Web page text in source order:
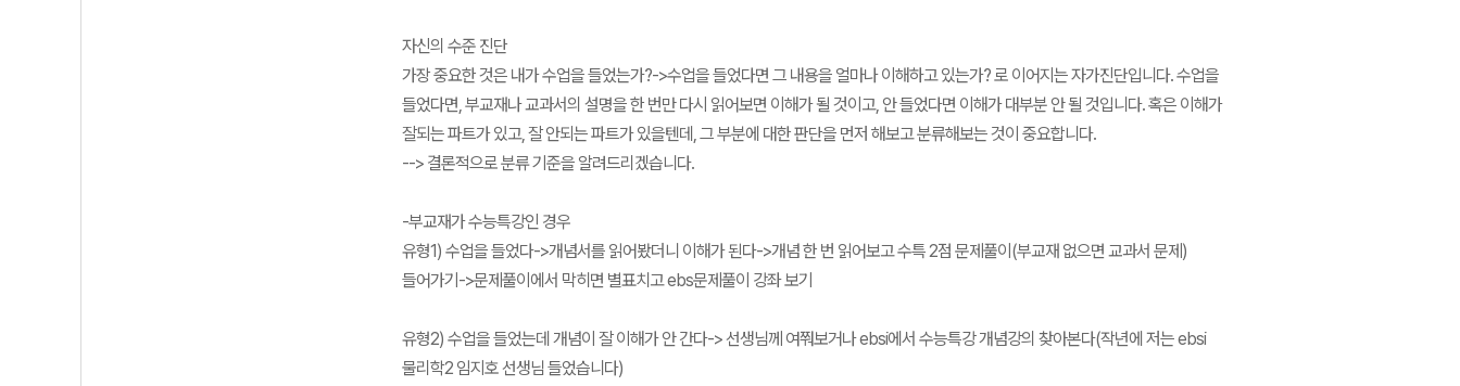
자신의 수준 진단
가장 중요한 것은 내가 수업을 들었는가?->수업을 들었다면 그 내용을 얼마나 이해하고 있는가? 로 이어지는 자가진단입니다. 수업을
들었다면, 부교재나 교과서의 설명을 한 번만 다시 읽어보면 이해가 될 것이고, 안 들었다면 이해가 대부분 안 될 것입니다. 혹은 이해가
잘되는 파트가 있고, 잘 안되는 파트가 있을텐데, 그 부분에 대한 판단을 먼저 해보고 분류해보는 것이 중요합니다.
--> 결론적으로 분류 기준을 알려드리겠습니다.
-부교재가 수능특강인 경우
유형1) 수업을 들었다->개념서를 읽어봤더니 이해가 된다->개념 한 번 읽어보고 수특 2점 문제풀이(부교재 없으면 교과서 문제)
들어가기->문제풀이에서 막히면 별표치고 ebs문제풀이 강좌 보기
유형2) 수업을 들었는데 개념이 잘 이해가 안 간다-> 선생님께 여쭤보거나 ebsi에서 수능특강 개념강의 찾아본다(작년에 저는 ebsi
물리학2 임지호 선생님 들었습니다)